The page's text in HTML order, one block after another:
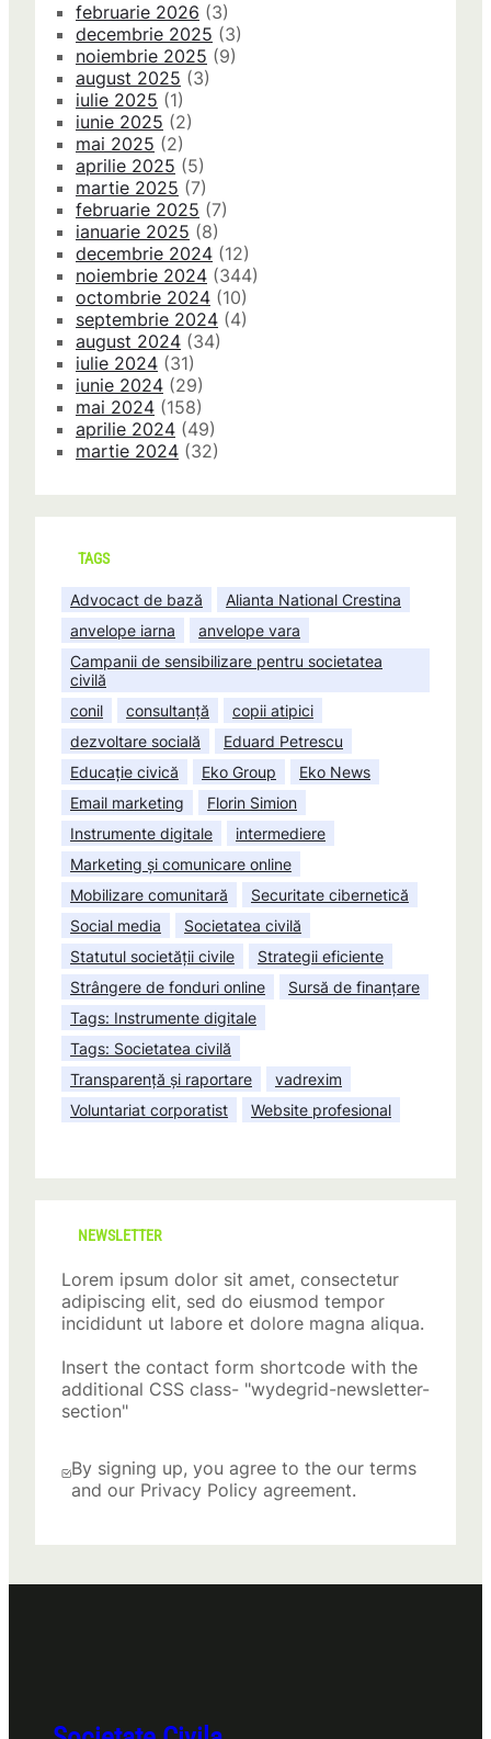
februarie 2026 (3)
decembrie 2025 (3)
noiembrie 2025 (9)
august 2025 (3)
iulie 2025 (1)
iunie 2025 (2)
mai 2025 (2)
aprilie 2025 (5)
martie 2025 (7)
februarie 2025 (7)
ianuarie 2025 (8)
decembrie 2024 (12)
noiembrie 2024 (344)
octombrie 2024 (10)
septembrie 2024 (4)
august 2024 (34)
iulie 2024 (31)
iunie 2024 (29)
mai 2024 (158)
aprilie 2024 (49)
martie 2024 (32)
TAGS
Advocact de bază
Alianta National Crestina
anvelope iarna
anvelope vara
Campanii de sensibilizare pentru societatea
civilă
conil
consultanță
copii atipici
dezvoltare socială
Eduard Petrescu
Educație civică
Eko Group
Eko News
Email marketing
Florin Simion
Instrumente digitale
intermediere
Marketing și comunicare online
Mobilizare comunitară
Securitate cibernetică
Social media
Societatea civilă
Statutul societății civile
Strategii eficiente
Strângere de fonduri online
Sursă de finanțare
Tags: Instrumente digitale
Tags: Societatea civilă
Transparență și raportare
vadrexim
Voluntariat corporatist
Website profesional
NEWSLETTER
Lorem ipsum dolor sit amet, consectetur
adipiscing elit, sed do eiusmod tempor
incididunt ut labore et dolore magna aliqua.
Insert the contact form shortcode with the
additional CSS class- "wydegrid-newsletter-
section"
By signing up, you agree to the our terms
and our Privacy Policy agreement.